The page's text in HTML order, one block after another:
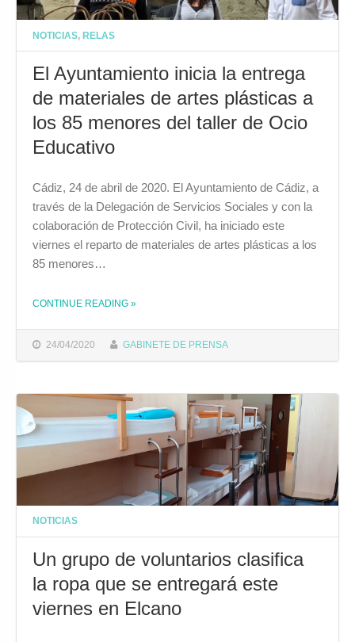
NOTICIAS, RELAS
El Ayuntamiento inicia la entrega
de materiales de artes plásticas a
los 85 menores del taller de Ocio
Educativo
24/04/2020 GABINETE DE PRENSA
Cádiz, 24 de abril de 2020. El Ayuntamiento de Cádiz, a
través de la Delegación de Servicios Sociales y con la
colaboración de Protección Civil, ha iniciado este
viernes el reparto de materiales de artes plásticas a los
85 menores…
CONTINUE READING THE "EL AYUNTAMIENTO INICIA LA ENTREGA DE MATERIALES DE ARTES PLÁSTICAS A LOS 85 MENORES DEL TALLER DE OCIO EDUCATIVO"
»
NOTICIAS
Un grupo de voluntarios clasifica
la ropa que se entregará este
viernes en Elcano